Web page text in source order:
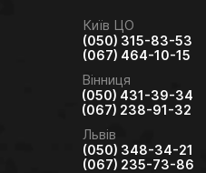
Київ ЦО
(050) 315-83-53
(067) 464-10-15
Вінниця
(050) 431-39-34
(067) 238-91-32
Львів
(050) 348-34-21
(067) 235-73-86